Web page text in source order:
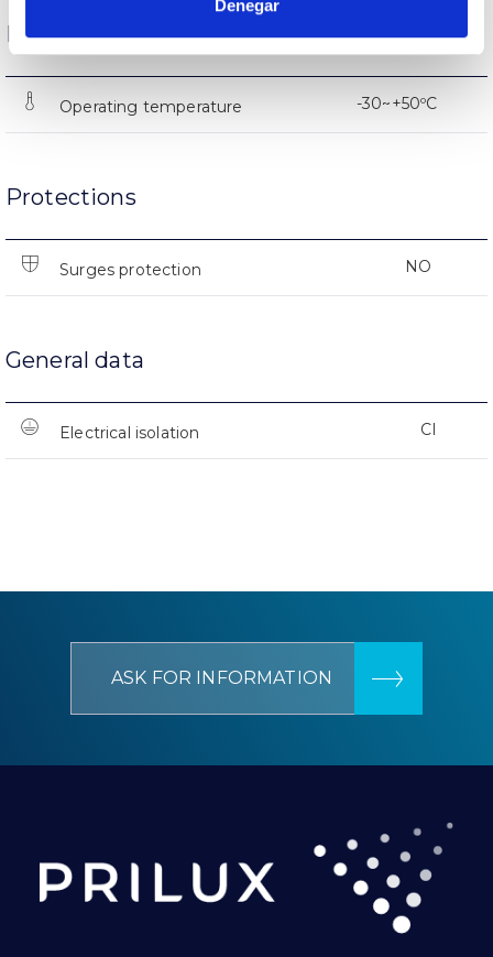
Denegar
Funcionament condition
Operating temperature -30~+50ºC
Protections
Surges protection NO
General data
Electrical isolation CI
ASK FOR INFORMATION